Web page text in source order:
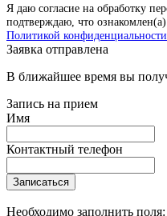
Я даю согласие на обработку
подтверждаю, что
Политикой конфиденциальности
Заявка отправлена
В ближайшее время вы
Запись на прием
Имя
Контактный телефон
Записаться
Необходимо заполнить поля: